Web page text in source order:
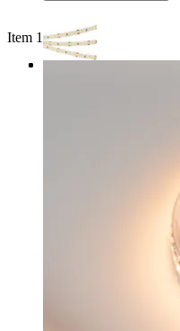
Item 1 of 3